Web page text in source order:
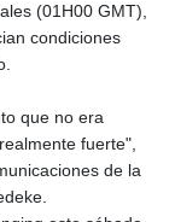
(01H00 GMT),
condiciones
que no era
fuerte",
de la